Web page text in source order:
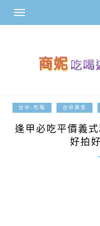
台中-吃喝 台中美食
逢甲必吃平價義
好拍